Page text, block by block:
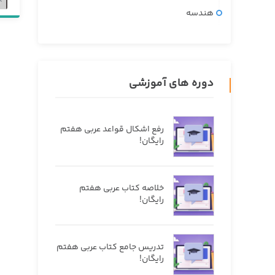
هندسه
دوره های آموزشی
رفع اشکال قواعد عربی هفتم
رایگان!
خلاصه کتاب عربی هفتم
رایگان!
تدریس جامع کتاب عربی هفتم
رایگان!